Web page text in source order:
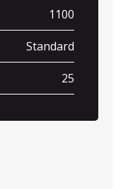
1100
Standard
25